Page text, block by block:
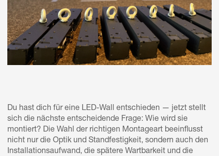
Du hast dich für eine LED-Wall entschieden — jetzt stellt
sich die nächste entscheidende Frage: Wie wird sie
montiert? Die Wahl der richtigen Montageart beeinflusst
nicht nur die Optik und Standfestigkeit, sondern auch den
Installationsaufwand, die spätere Wartbarkeit und die